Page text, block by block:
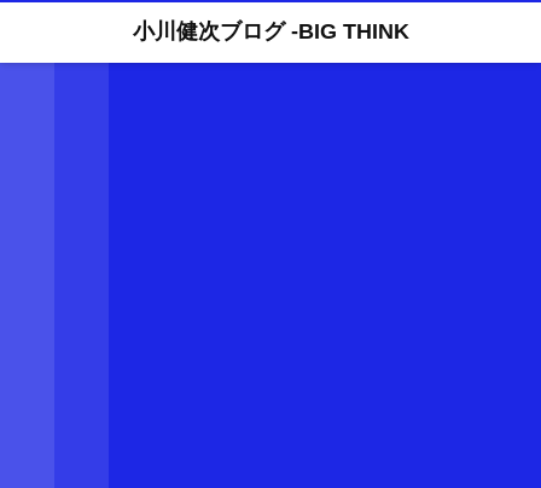
小川健次ブログ -BIG THINK